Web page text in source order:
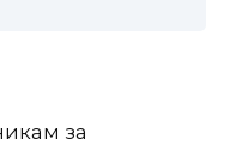
за